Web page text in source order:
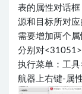
表的属性对话
源和目标所对
需要增加两个
分别对<31051>
执行菜单：工
航器上右键-属